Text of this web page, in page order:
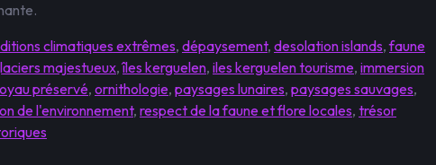
climatiques extrêmes, dépaysement, desolation islands,faune
majestueux,îles kerguelen, iles kerguelen tourisme, immersion
préservé, ornithologie, paysages lunaires, paysages sauvages,
de l'environnement, respect de la faune et flore locales, trésor